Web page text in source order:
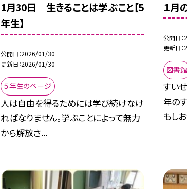
1月30日 生きることは学ぶこと【5
年生】
公開日 2026/01/30
更新日 2026/01/30
５年生のページ
人は自由を得るためには学び続けなけ
ればなりません。学ぶことによって無力
から解放さ...
１月
公開日
更新日
図書館
すい
年の
もし